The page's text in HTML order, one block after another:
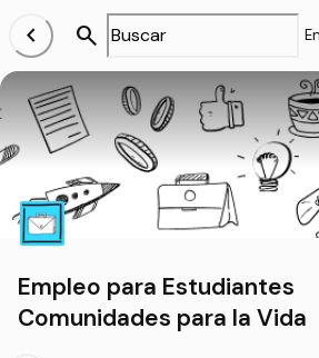
chevron_left search
Empleo para Estudiantes
Comunidades para la Vida